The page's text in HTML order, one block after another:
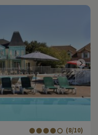
(8/10)